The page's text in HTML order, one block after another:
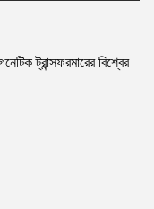
ট্রান্সফরমারের বিশ্বের